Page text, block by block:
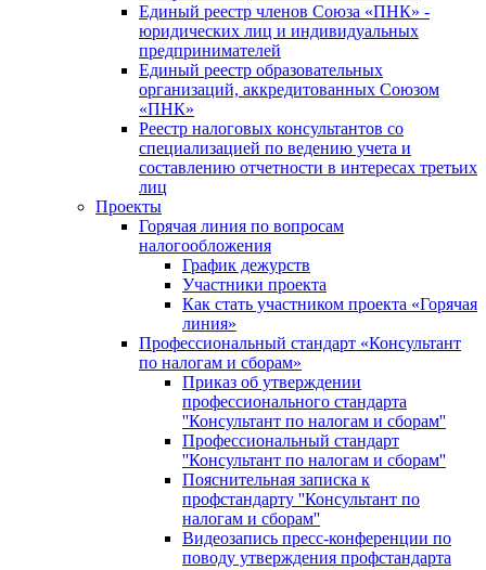
Единый реестр членов Союза «ПНК» -
юридических лиц и индивидуальных
предпринимателей
Единый реестр образовательных
организаций, аккредитованных Союзом
«ПНК»
Реестр налоговых консультантов со
специализацией по ведению учета и
составлению отчетности в интересах третьих
лиц
Проекты
Горячая линия по вопросам
налогообложения
График дежурств
Участники проекта
Как стать участником проекта «Горячая
линия»
Профессиональный стандарт «Консультант
по налогам и сборам»
Приказ об утверждении
профессионального стандарта
''Консультант по налогам и сборам''
Профессиональный стандарт
''Консультант по налогам и сборам''
Пояснительная записка к
профстандарту ''Консультант по
налогам и сборам''
Видеозапись пресс-конференции по
поводу утверждения профстандарта